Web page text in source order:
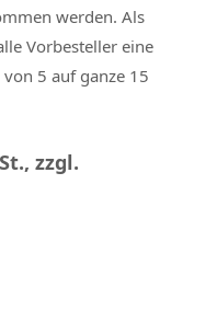
werden. Als
Vorbesteller eine
5 auf ganze 15
zzgl.